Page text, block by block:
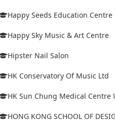
Happy Seeds Education Centre
Happy Sky Music & Art Centre
Hipster Nail Salon
HK Conservatory Of Music Ltd
HK Sun Chung Medical Centre
HONG KONG SCHOOL OF